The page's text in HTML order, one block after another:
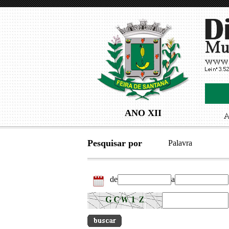
ANO XII
Pesquisar por Palavra
de a